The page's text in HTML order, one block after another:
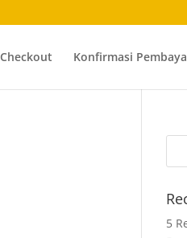
Checkout Konfirmasi
5